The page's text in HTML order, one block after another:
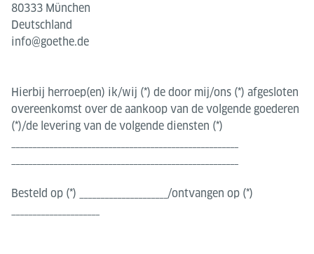
80333 München
Deutschland
info@goethe.de
Hierbij herroep(en) ik/wij (*) de door mij/ons (*) afgesloten
overeenkomst over de aankoop van de volgende goederen
(*)/de levering van de volgende diensten (*)
Besteld op (*) _____________________/ontvangen op (*)